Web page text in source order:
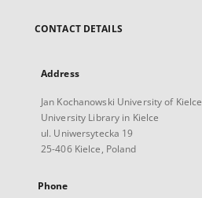
CONTACT DETAILS
Address
Jan Kochanowski University of Kielce
University Library in Kielce
ul. Uniwersytecka 19
25-406 Kielce, Poland
Phone